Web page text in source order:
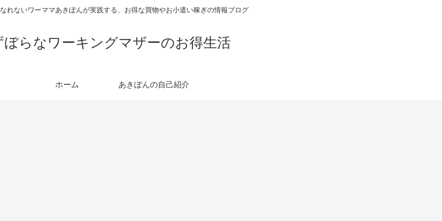
れないワーママあきぽんが実践する、お得な買物やお小遣い稼ぎの情報ブログ
ぼらなワーキングマザーのお得生活
ホーム あきぽんの自己紹介